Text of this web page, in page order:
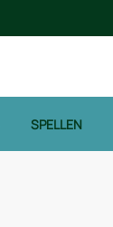
SPELLEN